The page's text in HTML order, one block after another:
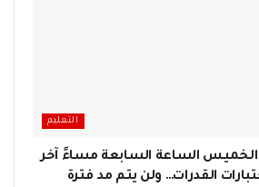
التعليم
الخميس الساعة السابعة مساءً آخر
القدرات… ولن يتم مد فترة